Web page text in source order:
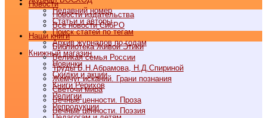
Недавний номер
Статьи и авторы
Поиск статей по тегам
Архив журналов по годам
Книжный магазин
Новинки
Скидки и акции
Книги Рерихов
Религии
Репродукции
Новости
Новости издательства
Все новости СибРО
Наши книги
Библиотека Живой Этики
Великая семья России
Труды Б.Н.Абрамова, Н.Д.Спириной
Жемчуг исканий. Грани познания
Светочи мира
Вечные ценности. Проза
Вечные ценности. Поэзия